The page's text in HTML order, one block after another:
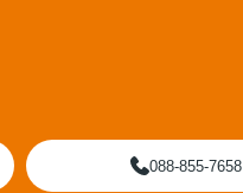
088-855-7658